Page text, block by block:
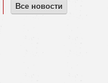
Все новости